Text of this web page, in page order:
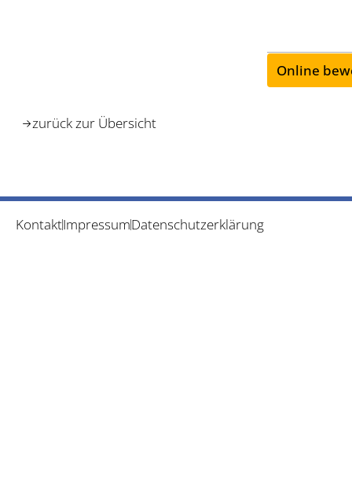
Online
zurück zur Übersicht
KontaktImpressumDatenschutzerklärung